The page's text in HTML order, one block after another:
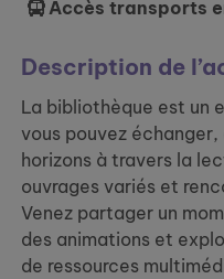
Accès transports
Description de
La bibliothèque est un
vous pouvez
horizons à travers la
ouvrages variés et
Venez partager un
des animations et
de ressources